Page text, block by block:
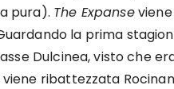
pura). The Expanseviene
la prima
Dulcinea, visto che
ribattezzata